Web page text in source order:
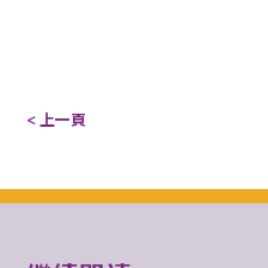
< 上一頁